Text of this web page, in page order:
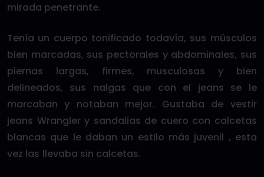
mirada penetrante.
Tenía un cuerpo tonificado todavía, sus músculos
bien marcadas, sus pectorales y abdominales, sus
piernas largas, firmes, musculosas y bien
delineados, sus nalgas que con el jeans se le
marcaban y notaban mejor. Gustaba de vestir
jeans Wrangler y sandalias de cuero con calcetas
blancas que le daban un estilo más juvenil , esta
vez las llevaba sin calcetas.